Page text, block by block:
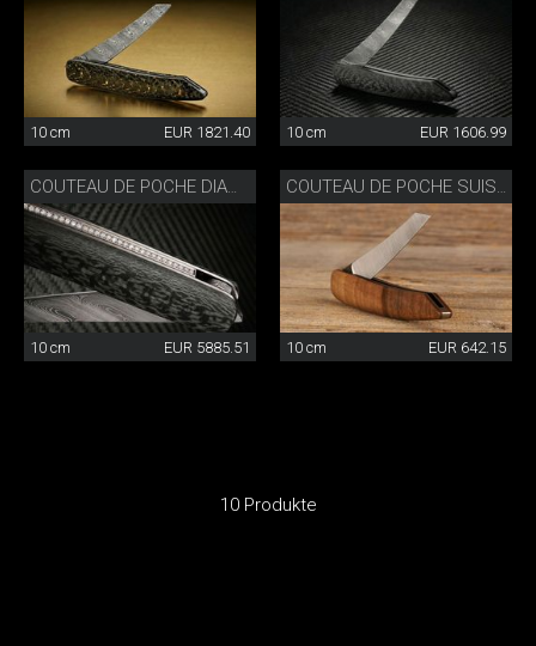
10 cm EUR 1821.40 10 cm EUR 1606.99
10 cm EUR 5885.51 10 cm EUR 642.15
10 Produkte